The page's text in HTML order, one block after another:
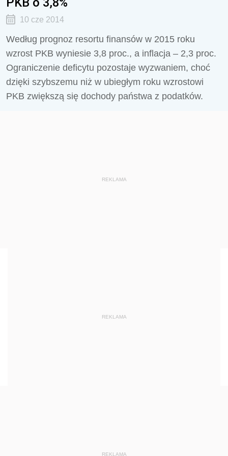
10 cze 2014
Według prognoz resortu finansów w 2015 roku
wzrost PKB wyniesie 3,8 proc., a inflacja – 2,3 proc.
Ograniczenie deficytu pozostaje wyzwaniem, choć
dzięki szybszemu niż w ubiegłym roku wzrostowi
PKB zwiększą się dochody państwa z podatków.
REKLAMA
REKLAMA
REKLAMA